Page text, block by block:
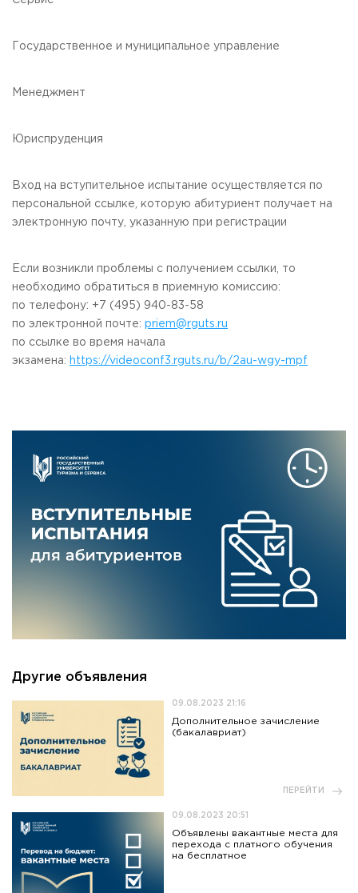
сб: с 10:00 до 15:30;
Государственное и муниципальное управление
Менеджмент
Юриспруденция
Вход на вступительное испытание осуществляется по
персональной ссылке, которую абитуриент получает на
электронную почту, указанную при регистрации
Если возникли проблемы с получением ссылки, то
необходимо обратиться в приемную комиссию:
по телефону: +7 (495) 940-83-58
по электронной почте: priem@rguts.ru
по ссылке во время начала
экзамена: https://videoconf3.rguts.ru/b/2au-wgy-mpf
Другие объявления
09.08.2023 21:16
Дополнительное зачисление
(бакалавриат)
ПЕРЕЙТИ
09.08.2023 20:51
Объявлены вакантные места для
перехода с платного обучения
на бесплатное